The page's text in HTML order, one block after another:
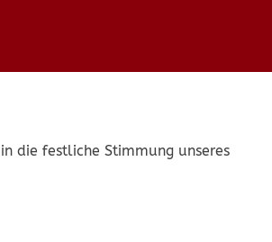
die festliche Stimmung unseres